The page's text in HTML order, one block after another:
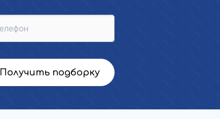
Получить подборку